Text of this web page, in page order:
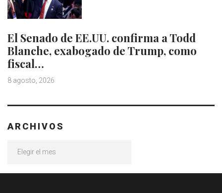
El Senado de EE.UU. confirma a Todd
Blanche, exabogado de Trump, como
fiscal…
8 agosto, 2026
ARCHIVOS